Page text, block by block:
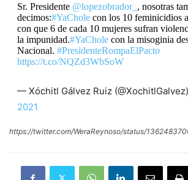
Sr. Presidente @lopezobrador_ , nosotras
decimos:#YaCholecon los 10 feminicidios
con que 6 de cada 10 mujeres sufran
la impunidad.#YaCholecon la misoginia
Nacional. #PresidenteRompaElPacto
https://t.co/NQZd3WbSoW
— Xóchitl Gálvez Ruiz (@XochitlGalvez)
2021
https://twitter.com/WeraReynoso/status/